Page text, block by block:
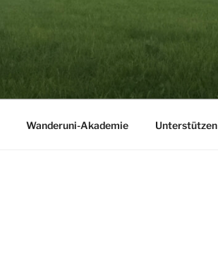
Wanderuni-Akademie Unterstützen